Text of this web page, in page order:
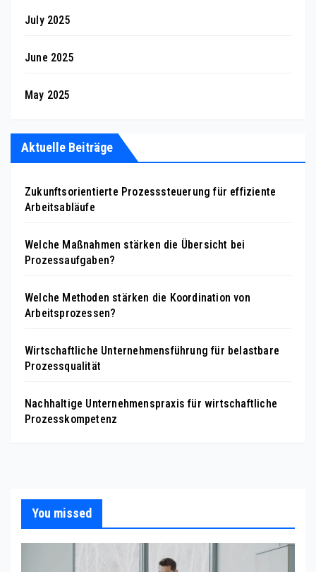
July 2025
June 2025
May 2025
Aktuelle Beiträge
Zukunftsorientierte Prozesssteuerung für effiziente
Arbeitsabläufe
Welche Maßnahmen stärken die Übersicht bei
Prozessaufgaben?
Welche Methoden stärken die Koordination von
Arbeitsprozessen?
Wirtschaftliche Unternehmensführung für belastbare
Prozessqualität
Nachhaltige Unternehmenspraxis für wirtschaftliche
Prozesskompetenz
You missed